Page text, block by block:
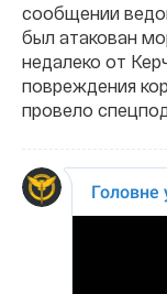
сообщении
был атакован
недалеко от
повреждения
провело